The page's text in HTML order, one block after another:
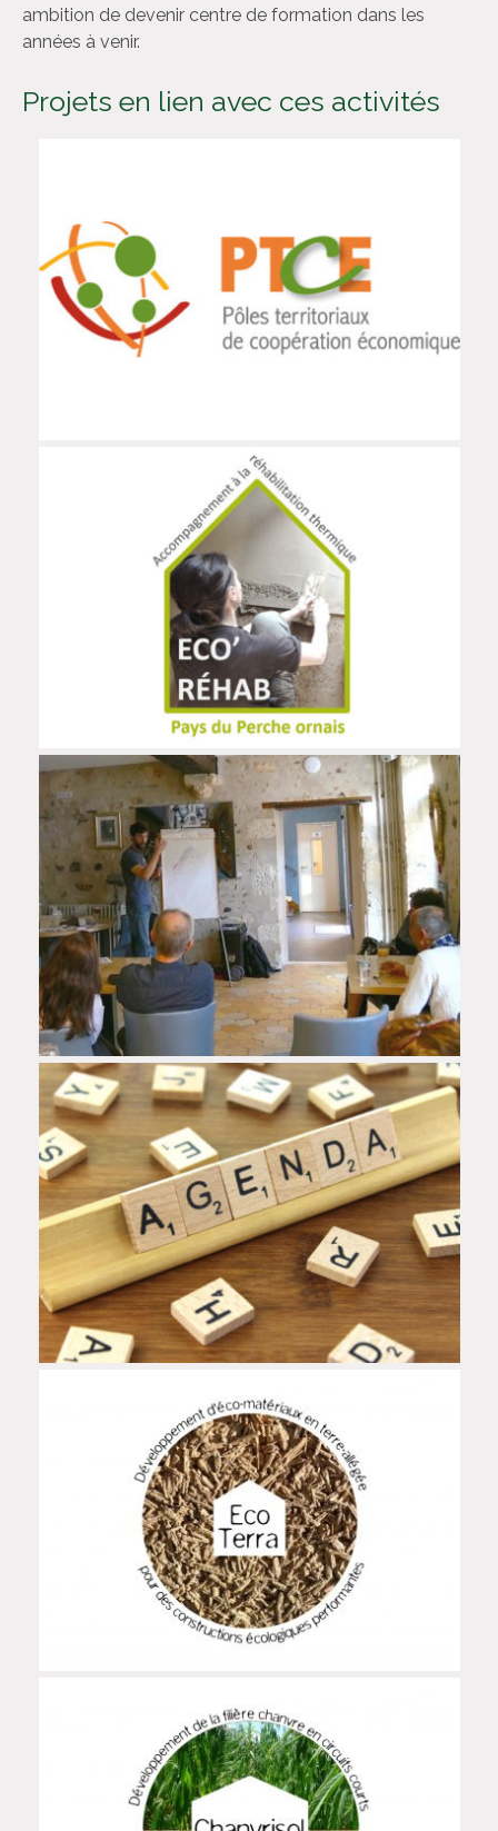
ambition de devenir centre de formation dans les
années à venir.
Projets en lien avec ces activités